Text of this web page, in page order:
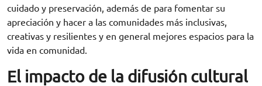
cuidado y preservación, además de para fomentar su
apreciación y hacer a las comunidades más inclusivas,
creativas y resilientes y en general mejores espacios para la
vida en comunidad.
El impacto de la difusión cultural